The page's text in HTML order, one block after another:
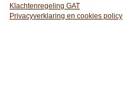
Klachtenregeling GAT
Privacyverklaring en cookies policy